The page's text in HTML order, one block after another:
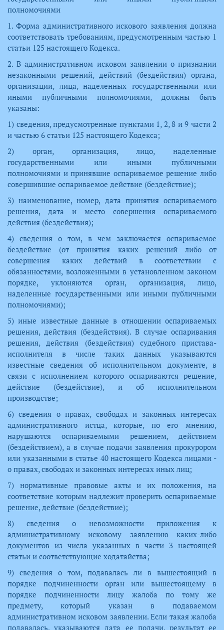
полномочиями
1. Форма административного искового заявления должна
соответствовать требованиям, предусмотренным частью 1
статьи 125 настоящего Кодекса.
2. В административном исковом заявлении о признании
незаконными решений, действий (бездействия) органа,
организации, лица, наделенных государственными или
иными публичными полномочиями, должны быть
указаны:
1) сведения, предусмотренные пунктами 1, 2, 8 и 9 части 2
и частью 6 статьи 125 настоящего Кодекса;
2) орган, организация, лицо, наделенные
государственными или иными публичными
полномочиями и принявшие оспариваемое решение либо
совершившие оспариваемое действие (бездействие);
3) наименование, номер, дата принятия оспариваемого
решения, дата и место совершения оспариваемого
действия (бездействия);
4) сведения о том, в чем заключается оспариваемое
бездействие (от принятия каких решений либо от
совершения каких действий в соответствии с
обязанностями, возложенными в установленном законом
порядке, уклоняются орган, организация, лицо,
наделенные государственными или иными публичными
полномочиями);
5) иные известные данные в отношении оспариваемых
решения, действия (бездействия). В случае оспаривания
решения, действия (бездействия) судебного пристава-
исполнителя в числе таких данных указываются
известные сведения об исполнительном документе, в
связи с исполнением которого оспариваются решение,
действие (бездействие), и об исполнительном
производстве;
6) сведения о правах, свободах и законных интересах
административного истца, которые, по его мнению,
нарушаются оспариваемыми решением, действием
(бездействием), а в случае подачи заявления прокурором
или указанными в статье 40 настоящего Кодекса лицами -
о правах, свободах и законных интересах иных лиц;
7) нормативные правовые акты и их положения, на
соответствие которым надлежит проверить оспариваемые
решение, действие (бездействие);
8) сведения о невозможности приложения к
административному исковому заявлению каких-либо
документов из числа указанных в части 3 настоящей
статьи и соответствующие ходатайства;
9) сведения о том, подавалась ли в вышестоящий в
порядке подчиненности орган или вышестоящему в
порядке подчиненности лицу жалоба по тому же
предмету, который указан в подаваемом
административном исковом заявлении. Если такая жалоба
подавалась, указываются дата ее подачи, результат ее